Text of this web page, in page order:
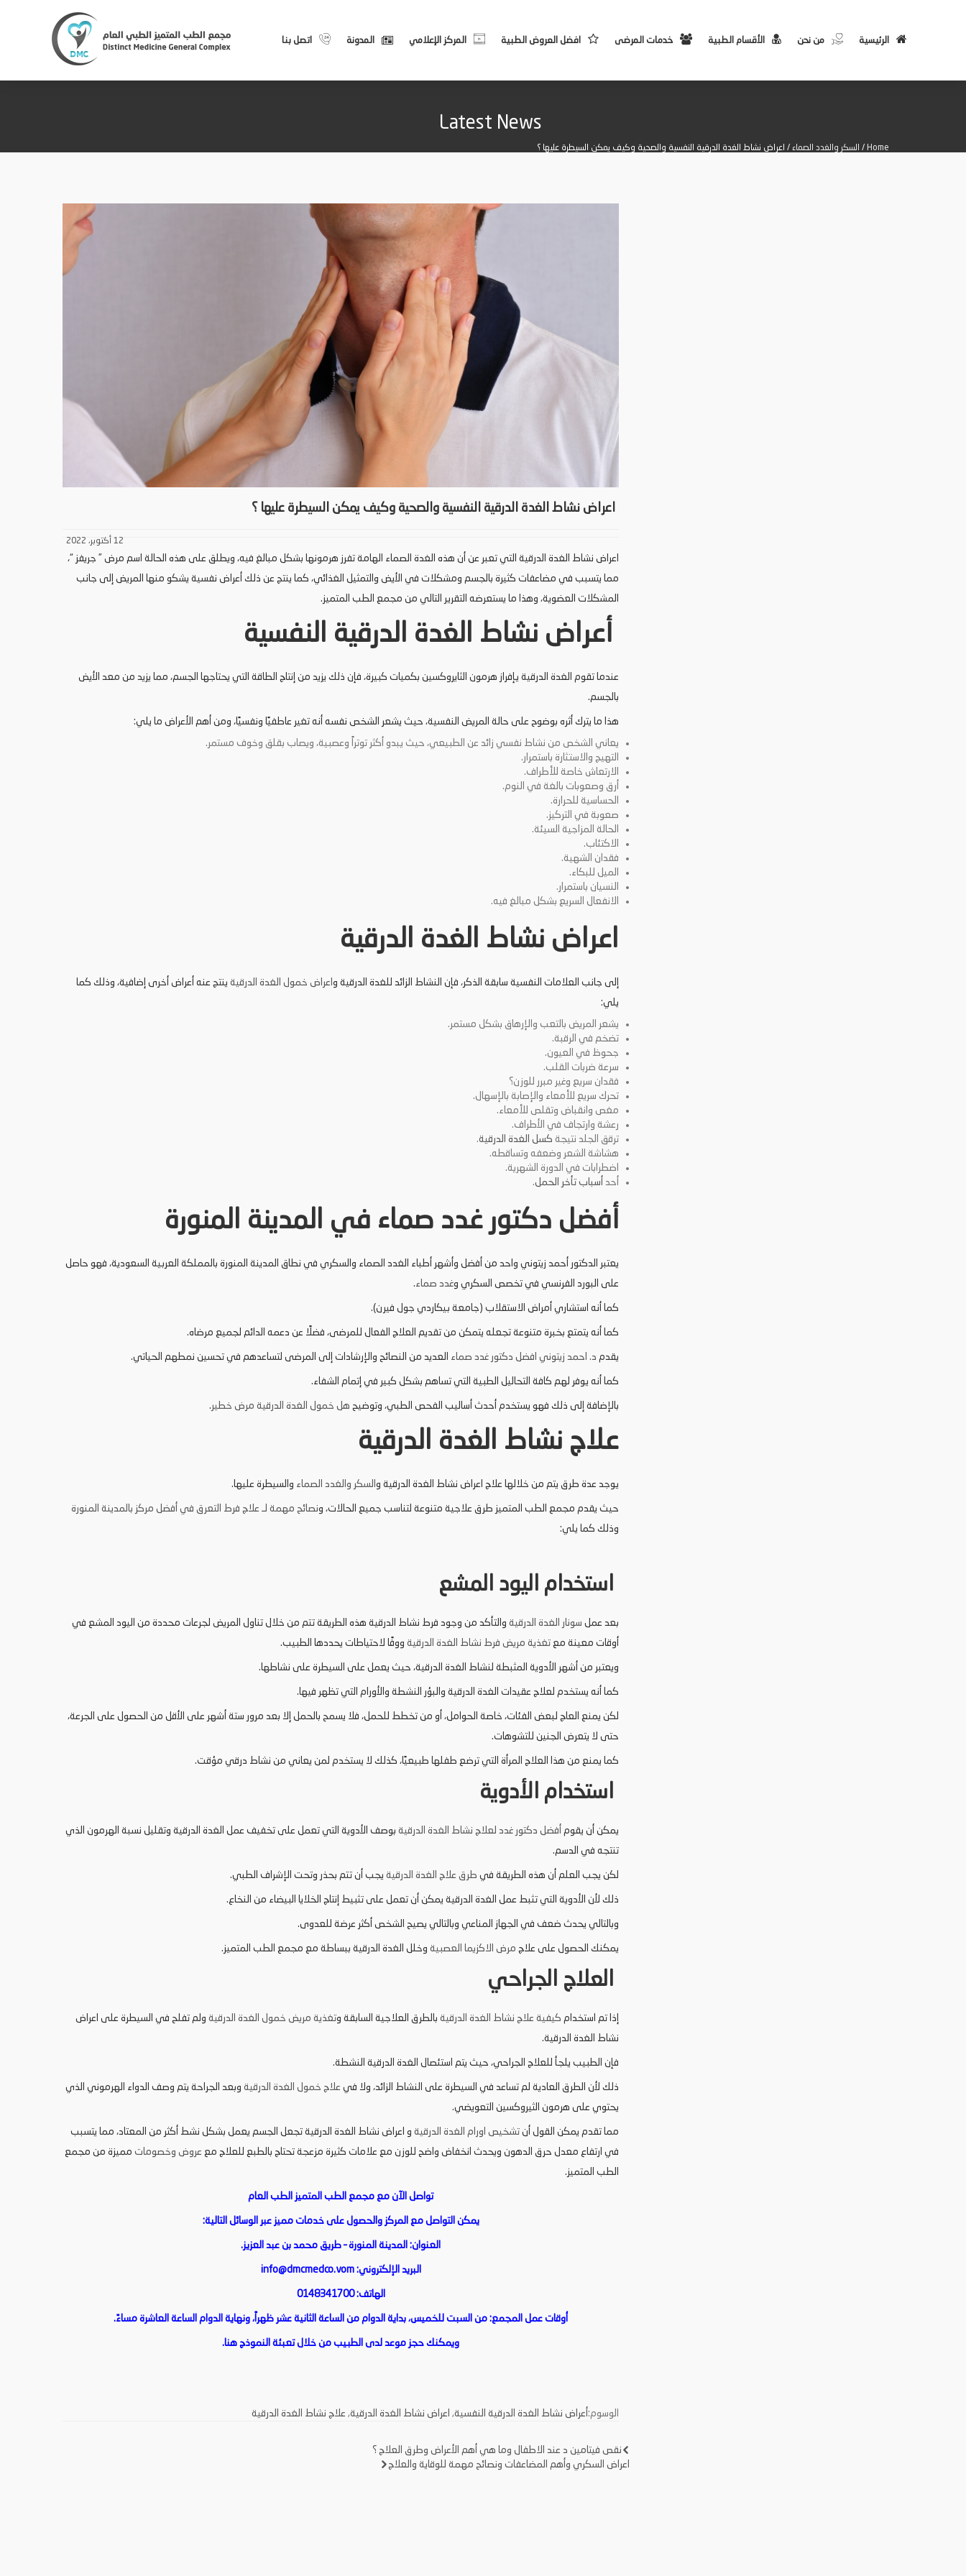
الرئيسية من نحن الأقسام الطبية خدمات المرضى افضل العروض الطبية المركز الإعلامي المدونة اتصل بنا
Latest News
Home
/ السكر والغدد الصماء / اعراض نشاط الغدة الدرقية النفسية والصحية وكيف يمكن السيطرة عليها ؟
اعراض نشاط الغدة الدرقية النفسية والصحية وكيف يمكن السيطرة عليها ؟
12 أكتوبر، 2022
اعراض نشاط الغدة الدرقية التي تعبر عن أن هذه الغدة الصماء الهامة تفرز هرمونها بشكل مبالغ فيه، ويطلق على هذه الحالة اسم مرض ” جريفز “،
مما يتسبب في مضاعفات كثيرة بالجسم ومشكلات في الأيض والتمثيل الغذائي، كما ينتج عن ذلك أعراض نفسية يشكو منها المريض إلى جانب
المشكلات العضوية، وهذا ما يستعرضه التقرير التالي من مجمع الطب المتميز.
أعراض نشاط الغدة الدرقية النفسية
عندما تقوم الغدة الدرقية يإفراز هرمون الثايروكسين بكميات كبيرة، فإن ذلك يزيد من إنتاج الطاقة التي يحتاجها الجسم، مما يزيد من معد الأيض
بالجسم.
هذا ما يترك أثره بوضوح على حالة المريض النفسية، حيث يشعر الشخص نفسه أنه تغير عاطفيًا ونفسيًا، ومن أهم الأعراض ما يلي:
يعاني الشخص من نشاط نفسي زائد عن الطبيعي، حيث يبدو أكثر توتراً وعصبية، ويصاب بقلق وخوف مستمر.
التهيج والاستثارة باستمرار.
الارتعاش خاصة للأطراف.
أرق وصعوبات بالغة في النوم.
الحساسية للحرارة.
صعوبة في التركيز.
الحالة المزاجية السيئة.
الاكتئاب.
فقدان الشهية.
الميل للبكاء.
النسيان باستمرار.
الانفعال السريع بشكل مبالغ فيه.
اعراض نشاط الغدة الدرقية
إلى جانب العلامات النفسية سابقة الذكر، فإن النشاط الزائد للغدة الدرقية و اعراض خمول الغدة الدرقية ينتج عنه أعراض أخرى إضافية، وذلك كما
يلي:
يشعر المريض بالتعب والإرهاق بشكل مستمر.
تضخم في الرقبة.
جحوظ في العيون.
سرعة ضربات القلب.
فقدان سريع وغير مبرر للوزن؟
تحرك سريع للأمعاء والإصابة بالإسهال.
مغص وانقباض وتقلص للأمعاء.
رعشة وارتجاف في الأطراف.
ترقق الجلد نتيجة كسل الغدة الدرقية.
هشاشة الشعر وضعفه وتساقطه.
اضطرابات في الدورة الشهرية.
أحد أسباب تأخر الحمل.
أفضل دكتور غدد صماء في المدينة المنورة
يعتبر الدكتور أحمد زيتوني واحد من أفضل وأشهر أطباء الغدد الصماء والسكري في نطاق المدينة المنورة بالمملكة العربية السعودية، فهو حاصل
على البورد الفرنسي في تخصص السكري وغدد صماء.
كما أنه استشاري أمراض الاستقلاب (جامعة بيكاردي جول فيرن).
كما أنه يتمتع بخبرة متنوعة تجعله يتمكن من تقديم العلاج الفعال للمرضى، فضلًا عن دعمه الدائم لجميع مرضاه.
يقدم د. احمد زيتوني افضل دكتور غدد صماء العديد من النصائح والإرشادات إلى المرضى لتساعدهم في تحسين نمطهم الحياتي.
كما أنه يوفر لهم كافة التحاليل الطبية التي تساهم بشكل كبير في إتمام الشفاء.
بالإضافة إلى ذلك فهو يستخدم أحدث أساليب الفحص الطبي، وتوضيح هل خمول الغدة الدرقية مرض خطير.
علاج نشاط الغدة الدرقية
يوجد عدة طرق يتم من خلالها علاج اعراض نشاط الغدة الدرقية و السكر والغدد الصماء والسيطرة عليها.
حيث يقدم مجمع الطب المتميز طرق علاجية متنوعة لتناسب جميع الحالات، ونصائح مهمة لـ علاج فرط التعرق في أفضل مركز بالمدينة المنورة
وذلك كما يلي:
استخدام اليود المشع
بعد عمل سونار الغدة الدرقية والتأكد من وجود فرط نشاط الدرقية هذه الطريقة تتم من خلال تناول المريض لجرعات محددة من اليود المشع في
أوقات معينة مع تغذية مريض فرط نشاط الغدة الدرقية ووفًا لاحتياطات يحددها الطبيب.
ويعتبر من أشهر الأدوية المثبطة لنشاط الغدة الدرقية، حيث يعمل على السيطرة على نشاطها.
كما أنه يستخدم لعلاج عقيدات الغدة الدرقية والبؤر النشطة والأورام التي تظهر فيها.
لكن يمنع العاج لبعض الفئات، خاصة الحوامل، أو من تخطط للحمل، فلا يسمح بالحمل إلا بعد مرور ستة أشهر على الأقل من الحصول على الجرعة،
حتى لا يتعرض الجنين للتشوهات.
كما يمنع من هذا العلاج المرأة التي ترضع طفلها طبيعيًا، كذلك لا يستخدم لمن يعاني من نشاط درقي مؤقت.
استخدام الأدوية
يمكن أن يقوم أفضل دكتور غدد لعلاج نشاط الغدة الدرقية بوصف الأدوية التي تعمل على تخفيف عمل الغدة الدرقية وتقليل نسبة الهرمون الذي
تنتجه في الدسم.
لكن يجب العلم أن هذه الطريقة في طرق علاج الغدة الدرقية يجب أن تتم بحذر وتحت الإشراف الطبي.
ذلك لأن الأدوية التي تثبط عمل الغدة الدرقية يمكن أن تعمل على تثبيط إنتاج الخلايا البيضاء من النخاع.
وبالتالي يحدث ضعف في الجهاز المناعي وبالتالي يصيح الشخص أكثر عرضة للعدوى.
يمكنك الحصول على علاج مرض الاكزيما العصبية وخلل الغدة الدرقية ببساطة مع مجمع الطب المتميز.
العلاج الجراحي
إذا تم استخدام كيفية علاج نشاط الغدة الدرقية بالطرق العلاجية السابقة وتغذية مريض خمول الغدة الدرقية ولم تفلح في السيطرة على اعراض
نشاط الغدة الدرقية.
فإن الطبيب يلجأ للعلاج الجراحي، حيث يتم استئصال الغدة الدرقية النشطة.
ذلك لأن الطرق العادية لم تساعد في السيطرة على النشاط الزائد، ولا في علاج خمول الغدة الدرقية وبعد الجراحة يتم وصف الدواء الهرموني الذي
يحتوي على هرمون الثيروكسين التعويضي.
مما تقدم يمكن القول أن تشخيص اورام الغدة الدرقية و اعراض نشاط الغدة الدرقية تجعل الجسم يعمل بشكل نشط أكثر من المعتاد، مما يتسبب
في ارتفاع معدل حرق الدهون ويحدث انخفاض واضح للوزن مع علامات كثيرة مزعجة تحتاج بالطبع للعلاج مع عروض وخصومات مميزة من مجمع
الطب المتميز.
تواصل الآن مع مجمع الطب المتميز الطب العام
يمكن التواصل مع المركز والحصول على خدمات مميز عبر الوسائل التالية:
العنوان: المدينة المنورة – طريق محمد بن عبد العزيز.
البريد الإلكتروني:info@dmcmedco.vom
الهاتف: 0148341700
أوقات عمل المجمع: من السبت للخميس، بداية الدوام من الساعة الثانية عشر ظهراً، ونهاية الدوام الساعة العاشرة مساءً.
ويمكنك حجز موعد لدى الطبيب من خلال تعبئة النموذج هنا.
الوسوم: أعراض نشاط الغدة الدرقية النفسية, اعراض نشاط الغدة الدرقية, علاج نشاط الغدة الدرقية
تصفّح
نقص فيتامين د عند الاطفال وما هي أهم الأعراض وطرق العلاج ؟
اعراض السكري وأهم المضاعفات ونصائح مهمة للوقاية والعلاج